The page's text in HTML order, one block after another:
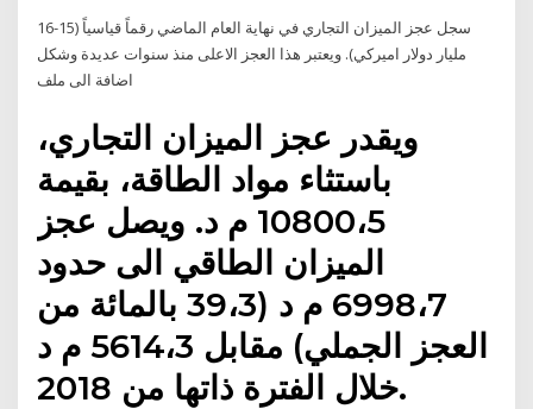
سجل عجز الميزان التجاري في نهاية العام الماضي رقماً قياسياً (15-16
مليار دولار اميركي). ويعتبر هذا العجز الاعلى منذ سنوات عديدة وشكل
اضافة الى ملف
ويقدر عجز الميزان التجاري،
باستثاء مواد الطاقة، بقيمة
10800،5 م د. ويصل عجز
الميزان الطاقي الى حدود
6998،7 م د (39،3 بالمائة من
العجز الجملي) مقابل 5614،3 م د
خلال الفترة ذاتها من 2018.